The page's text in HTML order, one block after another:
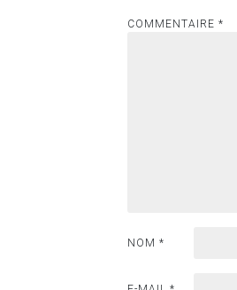
COMMENTAIRE *
NOM *